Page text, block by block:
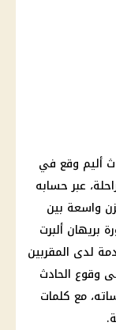
أليم وقع في
عبر حسابه
واسعة بين
بريهان ألبرت
لدى المقربين
وقوع الحادث
مع كلمات